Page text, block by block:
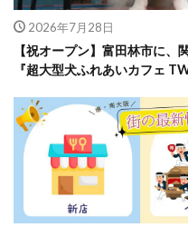
2026年7月28日
【祝オープン】富田林市に、
『超大型犬ふれあいカフェ